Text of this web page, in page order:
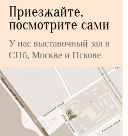
Приезжайте,
посмотрите сами
У нас выставочный зал в
СПб, Москве и Пскове